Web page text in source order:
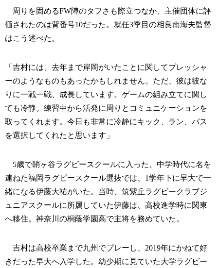
周りを固めるFW陣のタフさも際立つなか、主催団体に評
価されたのは背番号10だった。就任3季目の相良南海夫監督
はこう述べた。
「吉村には、去年まで岸岡がいたことに関してプレッシャ
ーのようなものもあったかもしれません。ただ、彼は彼な
りに一戦一戦、成長しています。ゲームの組み立てに関し
ても冷静。練習中から活発に周りとコミュニケーションを
取ってくれます。今日も非常に冷静にキック、ラン、パス
を選択してくれたと思います」
5歳で鞘ヶ谷ラグビースクールに入った。中学時代に名を
連ねた福岡ラグビースクール選抜では、1学年下に早大で一
緒になる伊藤大祐がいた。当時、筑紫丘ラグビークラブジ
ュニアスクールに所属していた伊藤は、高校進学時に関東
へ移住。神奈川の桐蔭学園高で主将を務めていた。
吉村は高校卒業まで九州でプレーし、2019年にかねて好
きだった早大へ入学した。幼少期に見ていた大学ラグビー